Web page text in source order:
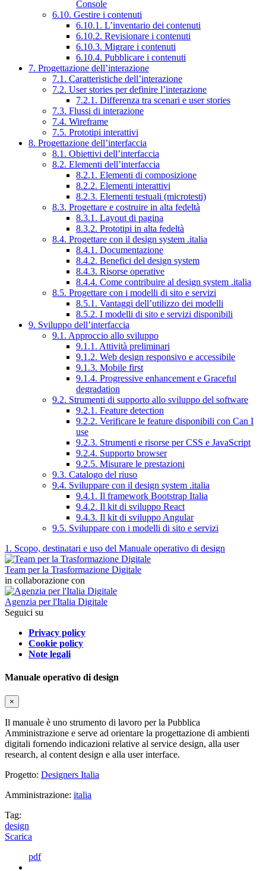
Console
6.10. Gestire i contenuti
6.10.1. L’inventario dei contenuti
6.10.2. Revisionare i contenuti
6.10.3. Migrare i contenuti
6.10.4. Pubblicare i contenuti
7. Progettazione dell’interazione
7.1. Caratteristiche dell’interazione
7.2. User stories per definire l’interazione
7.2.1. Differenza tra scenari e user stories
7.3. Flussi di interazione
7.4. Wireframe
7.5. Prototipi interattivi
8. Progettazione dell’interfaccia
8.1. Obiettivi dell’interfaccia
8.2. Elementi dell’interfaccia
8.2.1. Elementi di composizione
8.2.2. Elementi interattivi
8.2.3. Elementi testuali (microtesti)
8.3. Progettare e costruire in alta fedeltà
8.3.1. Layout di pagina
8.3.2. Prototipi in alta fedeltà
8.4. Progettare con il design system .italia
8.4.1. Documentazione
8.4.2. Benefici del design system
8.4.3. Risorse operative
8.4.4. Come contribuire al design system .italia
8.5. Progettare con i modelli di sito e servizi
8.5.1. Vantaggi dell’utilizzo dei modelli
8.5.2. I modelli di sito e servizi disponibili
9. Sviluppo dell’interfaccia
9.1. Approccio allo sviluppo
9.1.1. Attività preliminari
9.1.2. Web design responsivo e accessibile
9.1.3. Mobile first
9.1.4. Progressive enhancement e Graceful
degradation
9.2. Strumenti di supporto allo sviluppo del software
9.2.1. Feature detection
9.2.2. Verificare le feature disponibili con Can I
use
9.2.3. Strumenti e risorse per CSS e JavaScript
9.2.4. Supporto browser
9.2.5. Misurare le prestazioni
9.3. Catalogo del riuso
9.4. Sviluppare con il design system .italia
9.4.1. Il framework Bootstrap Italia
9.4.2. Il kit di sviluppo React
9.4.3. Il kit di sviluppo Angular
9.5. Sviluppare con i modelli di sito e servizi
1. Scopo, destinatari e uso del Manuale operativo di design
Team per la Trasformazione Digitale
in collaborazione con
Agenzia per l'Italia Digitale
Seguici su
Privacy policy
Cookie policy
Note legali
Manuale operativo di design
×
Il manuale è uno strumento di lavoro per la Pubblica
Amministrazione e serve ad orientare la progettazione di ambienti
digitali fornendo indicazioni relative al service design, alla user
research, al content design e alla user interface.
Progetto: Designers Italia
Amministrazione: italia
Tag:
design
Scarica
pdf